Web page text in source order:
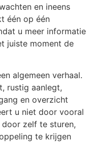
en ineens
één op één
u meer informatie
juiste moment de
algemeen verhaal.
rustig aanlegt,
en overzicht
u niet door vooral
zelf te sturen,
te krijgen